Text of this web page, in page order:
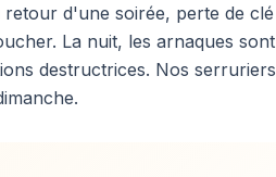
d'une soirée, perte de clé
La nuit, les arnaques sont
destructrices. Nos serruriers